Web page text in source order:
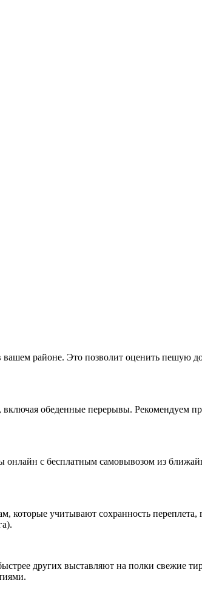
районе. Это позволит оценить пешую
обеденные перерывы. Рекомендуем
с бесплатным самовывозом из
учитывают сохранность
других выставляют на полки свежие